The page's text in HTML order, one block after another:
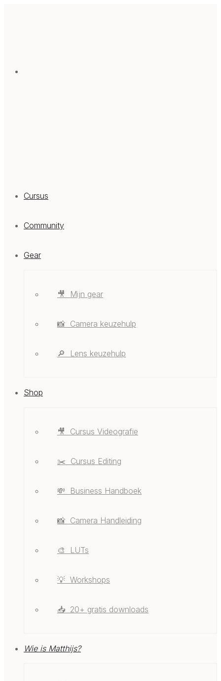
Cursus
Community
Gear
🎥 ‎ ‎Mijn gear
📸 ‎ ‎Camera keuzehulp
🔎 ‎ ‎Lens keuzehulp
Shop
🎥 ‎ ‎Cursus Videografie
✂️ ‎ ‎Cursus Editing
💸 ‎ ‎Business Handboek
📸 ‎ ‎Camera Handleiding
🎨 ‎ ‎LUTs
💡 ‎ ‎Workshops
📥 ‎ ‎20+ gratis downloads
Wie is Matthijs?